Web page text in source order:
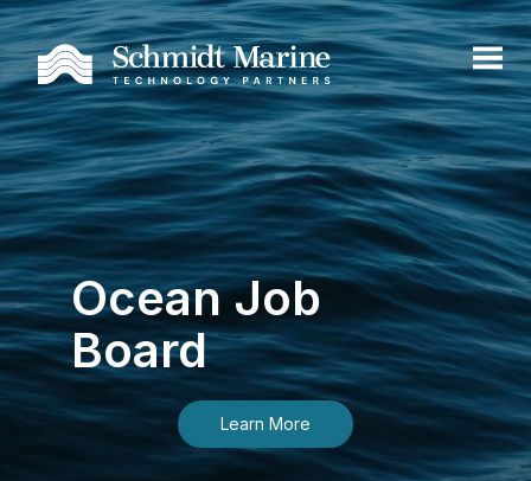
Ocean Job
Board
Learn More